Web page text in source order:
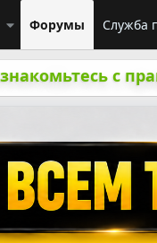
Форумы Служба
с